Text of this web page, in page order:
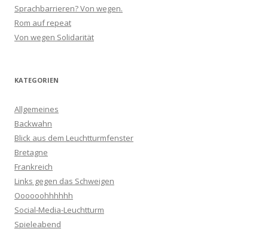
Sprachbarrieren? Von wegen.
Rom auf repeat
Von wegen Solidarität
KATEGORIEN
Allgemeines
Backwahn
Blick aus dem Leuchtturmfenster
Bretagne
Frankreich
Links gegen das Schweigen
Oooooohhhhhh
Social-Media-Leuchtturm
Spieleabend